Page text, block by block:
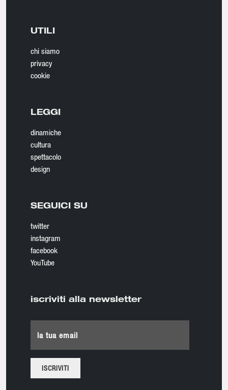
UTILI
chi siamo
privacy
cookie
LEGGI
dinamiche
cultura
spettacolo
design
SEGUICI SU
twitter
instagram
facebook
YouTube
iscriviti alla newsletter
la tua email